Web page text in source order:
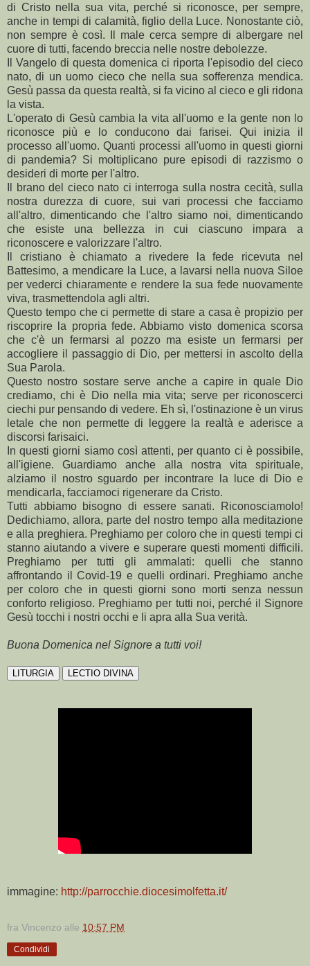
di Cristo nella sua vita, perché si riconosce, per sempre,
anche in tempi di calamità, figlio della Luce. Nonostante ciò,
non sempre è così. Il male cerca sempre di albergare nel
cuore di tutti, facendo breccia nelle nostre debolezze.
Il Vangelo di questa domenica ci riporta l'episodio del cieco
nato, di un uomo cieco che nella sua sofferenza mendica.
Gesù passa da questa realtà, si fa vicino al cieco e gli ridona
la vista.
L'operato di Gesù cambia la vita all'uomo e la gente non lo
riconosce più e lo conducono dai farisei. Qui inizia il
processo all'uomo. Quanti processi all'uomo in questi giorni
di pandemia? Si moltiplicano pure episodi di razzismo o
desideri di morte per l'altro.
Il brano del cieco nato ci interroga sulla nostra cecità, sulla
nostra durezza di cuore, sui vari processi che facciamo
all'altro, dimenticando che l'altro siamo noi, dimenticando
che esiste una bellezza in cui ciascuno impara a
riconoscere e valorizzare l'altro.
Il cristiano è chiamato a rivedere la fede ricevuta nel
Battesimo, a mendicare la Luce, a lavarsi nella nuova Siloe
per vederci chiaramente e rendere la sua fede nuovamente
viva, trasmettendola agli altri.
Questo tempo che ci permette di stare a casa è propizio per
riscoprire la propria fede. Abbiamo visto domenica scorsa
che c'è un fermarsi al pozzo ma esiste un fermarsi per
accogliere il passaggio di Dio, per mettersi in ascolto della
Sua Parola.
Questo nostro sostare serve anche a capire in quale Dio
crediamo, chi è Dio nella mia vita; serve per riconoscerci
ciechi pur pensando di vedere. Eh sì, l'ostinazione è un virus
letale che non permette di leggere la realtà e aderisce a
discorsi farisaici.
In questi giorni siamo così attenti, per quanto ci è possibile,
all'igiene. Guardiamo anche alla nostra vita spirituale,
alziamo il nostro sguardo per incontrare la luce di Dio e
mendicarla, facciamoci rigenerare da Cristo.
Tutti abbiamo bisogno di essere sanati. Riconosciamolo!
Dedichiamo, allora, parte del nostro tempo alla meditazione
e alla preghiera. Preghiamo per coloro che in questi tempi ci
stanno aiutando a vivere e superare questi momenti difficili.
Preghiamo per tutti gli ammalati: quelli che stanno
affrontando il Covid-19 e quelli ordinari. Preghiamo anche
per coloro che in questi giorni sono morti senza nessun
conforto religioso. Preghiamo per tutti noi, perché il Signore
Gesù tocchi i nostri occhi e li apra alla Sua verità.
Buona Domenica nel Signore a tutti voi!
LITURGIA LECTIO DIVINA
immagine: http://parrocchie.diocesimolfetta.it/
fra Vincenzo alle 10:57 PM
Condividi